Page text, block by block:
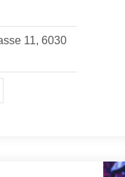
11, 6030